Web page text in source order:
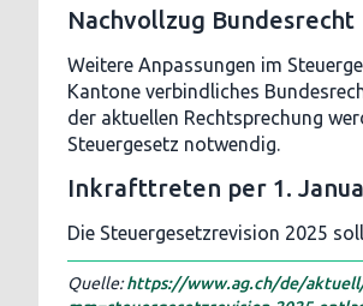
Nachvollzug Bundesrecht
Weitere Anpassungen im
Kantone verbindliches
der aktuellen Rechtsprechung
Steuergesetz notwendig.
Inkrafttreten per 1.
Die Steuergesetzrevision 2025
Quelle:https://www.ag.ch/de/